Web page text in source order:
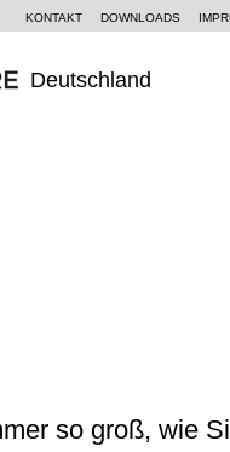
KONTAKT DOWNLOADS
Deutschland
so groß, wie